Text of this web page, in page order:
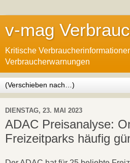
v-mag
Kritische
Verbraucherwarnungen
DIENSTAG, 23. MAI 2023
ADAC Preisanalyse:
Freizeitparks häufig